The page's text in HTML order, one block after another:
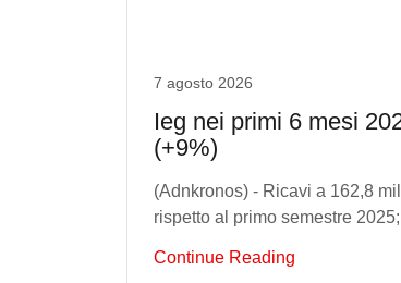
7 agosto 2026
Ieg nei primi 6 mesi
(+9%)
(Adnkronos) - Ricavi a 162,8
rispetto al primo semestre
Continue Reading